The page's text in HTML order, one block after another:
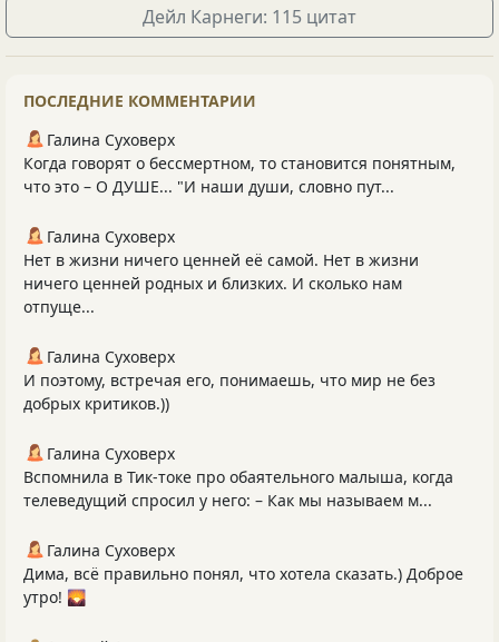
Дейл Карнеги: 115 цитат
ПОСЛЕДНИЕ КОММЕНТАРИИ
Галина Суховерх
Когда говорят о бессмертном, то становится понятным,
что это – О ДУШЕ... "И наши души, словно пут...
Галина Суховерх
Нет в жизни ничего ценней её самой. Нет в жизни
ничего ценней родных и близких. И сколько нам
отпуще...
Галина Суховерх
И поэтому, встречая его, понимаешь, что мир не без
добрых критиков.))
Галина Суховерх
Вспомнила в Тик-токе про обаятельного малыша, когда
телеведущий спросил у него: – Как мы называем м...
Галина Суховерх
Дима, всё правильно понял, что хотела сказать.) Доброе
утро! 🌄